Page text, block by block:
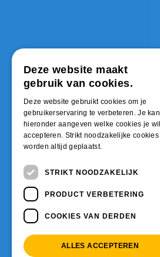
Deze website maakt
gebruik van cookies.
Deze website gebruikt cookies om je
gebruikerservaring te verbeteren. Je kan
hieronder aangeven welke cookies je wil
accepteren. Strikt noodzakelijke cookies
worden altijd geplaatst.
STRIKT NOODZAKELIJK
PRODUCT VERBETERING
COOKIES VAN DERDEN
ALLES ACCEPTEREN